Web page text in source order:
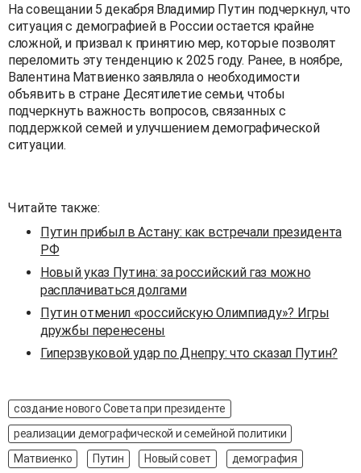
На совещании 5 декабря Владимир Путин подчеркнул, что
ситуация с демографией в России остается крайне
сложной, и призвал к принятию мер, которые позволят
переломить эту тенденцию к 2025 году. Ранее, в ноябре,
Валентина Матвиенко заявляла о необходимости
объявить в стране Десятилетие семьи, чтобы
подчеркнуть важность вопросов, связанных с
поддержкой семей и улучшением демографической
ситуации.
Читайте также:
Путин прибыл в Астану: как встречали президента
РФ
Новый указ Путина: за российский газ можно
расплачиваться долгами
Путин отменил «российскую Олимпиаду»? Игры
дружбы перенесены
Гиперзвуковой удар по Днепру: что сказал Путин?
создание нового Совета при президенте
реализации демографической и семейной политики
Матвиенко
Путин Новый совет демография